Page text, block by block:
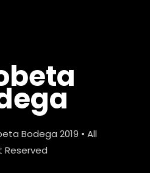
Bodega 2019 • All
Reserved